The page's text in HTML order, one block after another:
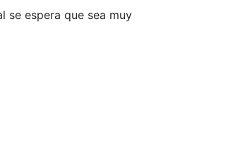
se espera que sea muy